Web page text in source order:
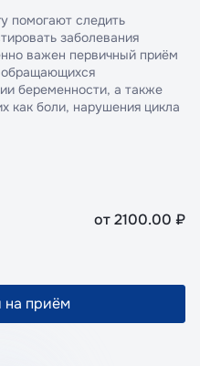
помогают следить
заболевания
важен первичный приём
беременности, а также
как боли, нарушения цикла
от2100.00 ₽
на приём